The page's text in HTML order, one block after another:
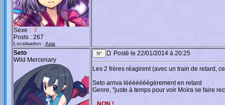
Sexe :
Posts : 267
Localisation : Asia
Seto
Wild Mercenary
Posté le 22/01/2014 à 20:25
Les 2 frères réagirent (avec un train de retard,
Seto arriva lééééééégèrement en retard
Genre, "juste à temps pour voir Moïra se faire